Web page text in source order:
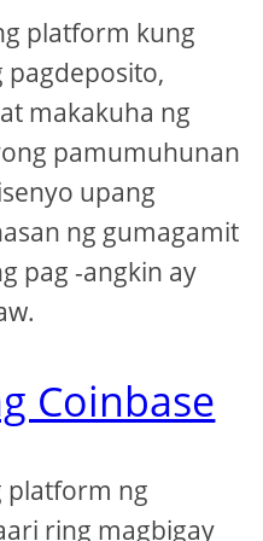
platform kung
pagdeposito,
makakuha ng
pamumuhunan
upang
ng gumagamit
pag -angkin ay
Coinbase
platform ng
ring magbigay